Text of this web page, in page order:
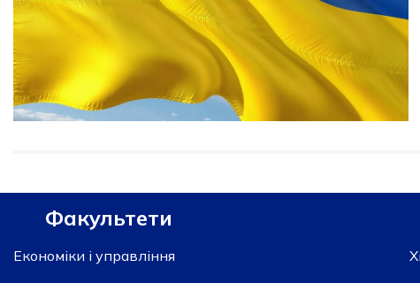
Факультети
Економіки і управління